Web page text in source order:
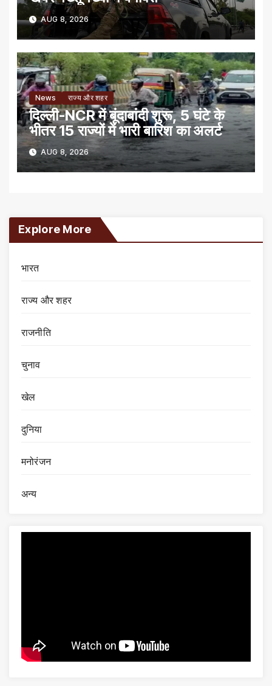
AUG 8, 2026
News राज्य और शहर
दिल्ली-NCR में बूंदाबांदी शुरू, 5 घंटे के
भीतर 15 राज्यों में भारी बारिश का अलर्ट
AUG 8, 2026
Explore More
भारत
राज्य और शहर
राजनीति
चुनाव
खेल
दुनिया
मनोरंजन
अन्य